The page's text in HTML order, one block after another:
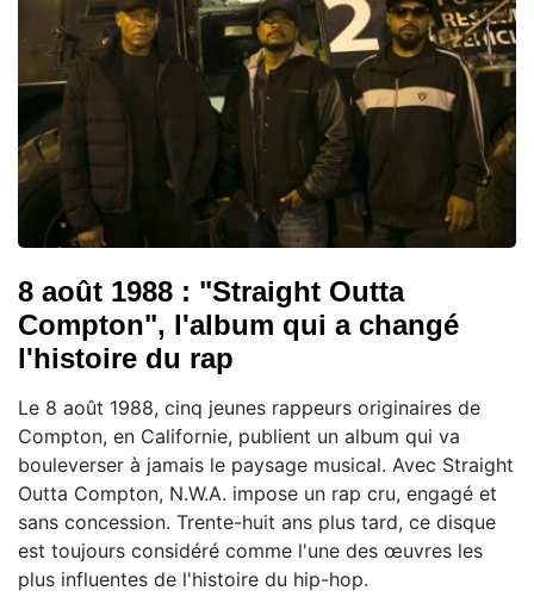
8 août 1988 : "Straight Outta
Compton", l'album qui a changé
l'histoire du rap
Le 8 août 1988, cinq jeunes rappeurs originaires de
Compton, en Californie, publient un album qui va
bouleverser à jamais le paysage musical. Avec Straight
Outta Compton, N.W.A. impose un rap cru, engagé et
sans concession. Trente-huit ans plus tard, ce disque
est toujours considéré comme l'une des œuvres les
plus influentes de l'histoire du hip-hop.